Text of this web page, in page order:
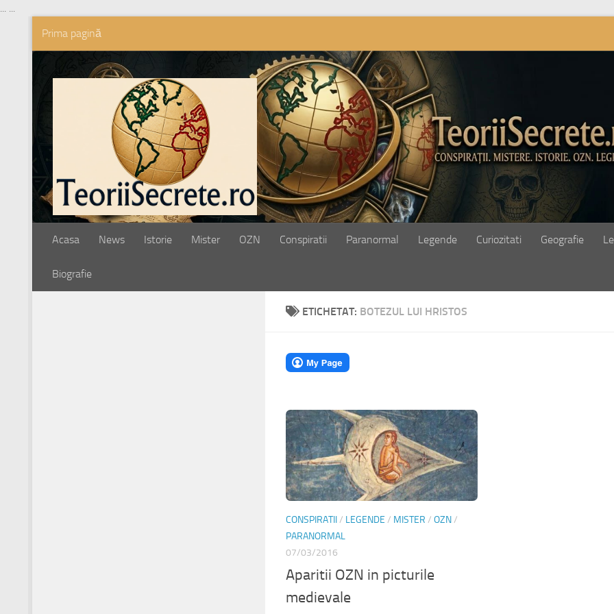
... ...
Skip to content
Prima pagină
Acasa News Istorie Mister OZN Conspiratii Paranormal Legende Curiozitati Geografie
Biografie
ETICHETAT: BOTEZUL LUI HRISTOS
CONSPIRATII/ LEGENDE / MISTER / OZN/
PARANORMAL
07/03/2016
Aparitii OZN in picturile
medievale